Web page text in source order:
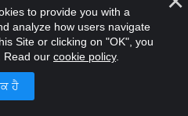
ਵਸਤੂਆਂ ਨੂੰ Windows
ਵਿੱਚ ਲੌਕ ਕੀਤਾ ਜਾ
ਨੂੰ ਹਟਾਉਣਾ ਚਾਹੁੰਦੇ ਹਨ ਤਾਂ
to provide you with a
analyze how users navigate
Site or clicking on "OK", you
Read our cookie policy.